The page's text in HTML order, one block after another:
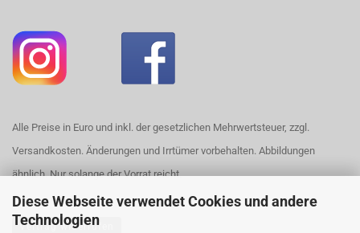
Diese Webseite verwendet Cookies und andere
Technologien
Alle Preise in Euro und inkl. der gesetzlichen Mehrwertsteuer, zzgl.
Versandkosten. Änderungen und Irrtümer vorbehalten. Abbildungen
ähnlich. Nur solange der Vorrat reicht.
Vertrag widerrufen